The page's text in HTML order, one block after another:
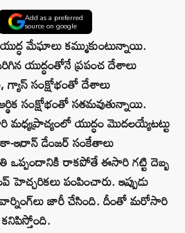
Add as a preferred
source on google
మేఘాలు కమ్ముకుంటున్నాయి.
యుద్ధంతోనే ప్రపంచ దేశాలు
సంక్షోభంతో దేశాలు
సంక్షోభంతో సతమవుతున్నాయి.
యుద్ధం మొదలయ్యేటట్టు
ఇరాన్ డేంజర్ సంకేతాలు
ఒప్పందానికి రాకపోతే ఈసారి గట్టి దెబ్బ
హెచ్చరికలు పంపించారు. ఇప్పుడు
జారీ చేసింది. దీంతో మరోసారి